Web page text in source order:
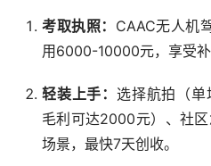
考取执照： CAAC无人机
用6000-10000元，享受
轻装上手： 选择航拍（
毛利可达2000元）、社
场景，最快7天创收。